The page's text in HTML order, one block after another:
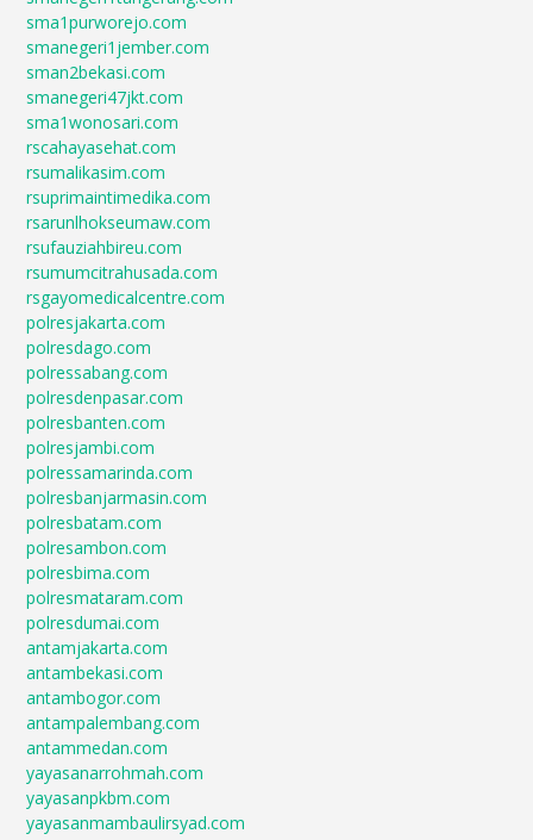
sma1purworejo.com
smanegeri1jember.com
sman2bekasi.com
smanegeri47jkt.com
sma1wonosari.com
rscahayasehat.com
rsumalikasim.com
rsuprimaintimedika.com
rsarunlhokseumaw.com
rsufauziahbireu.com
rsumumcitrahusada.com
rsgayomedicalcentre.com
polresjakarta.com
polresdago.com
polressabang.com
polresdenpasar.com
polresbanten.com
polresjambi.com
polressamarinda.com
polresbanjarmasin.com
polresbatam.com
polresambon.com
polresbima.com
polresmataram.com
polresdumai.com
antamjakarta.com
antambekasi.com
antambogor.com
antampalembang.com
antammedan.com
yayasanarrohmah.com
yayasanpkbm.com
yayasanmambaulirsyad.com